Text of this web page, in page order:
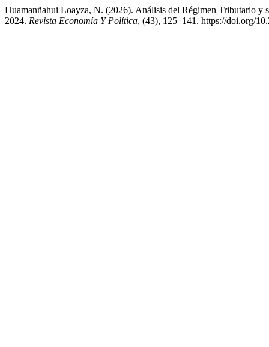
Huamanñahui Loayza, N. (2026). Análisis del Régimen Tributario y
2024. Revista Economía Y Política, (43), 125–141. https://doi.org/